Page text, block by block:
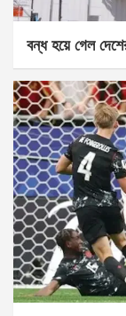
বন্ধ হয়ে গেল